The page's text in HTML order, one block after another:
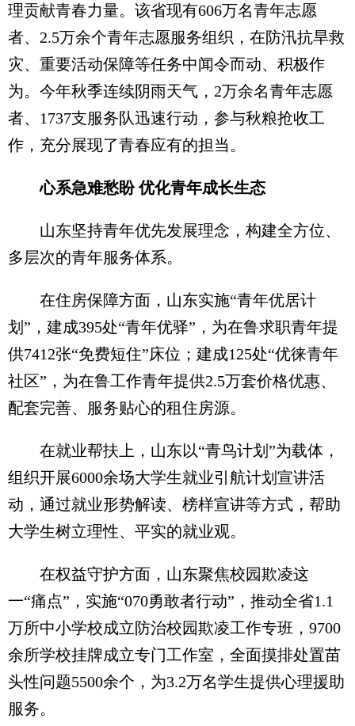
理贡献青春力量。该省现有606万名青年志愿
者、2.5万余个青年志愿服务组织，在防汛抗旱救
灾、重要活动保障等任务中闻令而动、积极作
为。今年秋季连续阴雨天气，2万余名青年志愿
者、1737支服务队迅速行动，参与秋粮抢收工
作，充分展现了青春应有的担当。
心系急难愁盼 优化青年成长生态
山东坚持青年优先发展理念，构建全方位、
多层次的青年服务体系。
在住房保障方面，山东实施“青年优居计
划”，建成395处“青年优驿”，为在鲁求职青年提
供7412张“免费短住”床位；建成125处“优徕青年
社区”，为在鲁工作青年提供2.5万套价格优惠、
配套完善、服务贴心的租住房源。
在就业帮扶上，山东以“青鸟计划”为载体，
组织开展6000余场大学生就业引航计划宣讲活
动，通过就业形势解读、榜样宣讲等方式，帮助
大学生树立理性、平实的就业观。
在权益守护方面，山东聚焦校园欺凌这
一“痛点”，实施“070勇敢者行动”，推动全省1.1
万所中小学校成立防治校园欺凌工作专班，9700
余所学校挂牌成立专门工作室，全面摸排处置苗
头性问题5500余个，为3.2万名学生提供心理援助
服务。